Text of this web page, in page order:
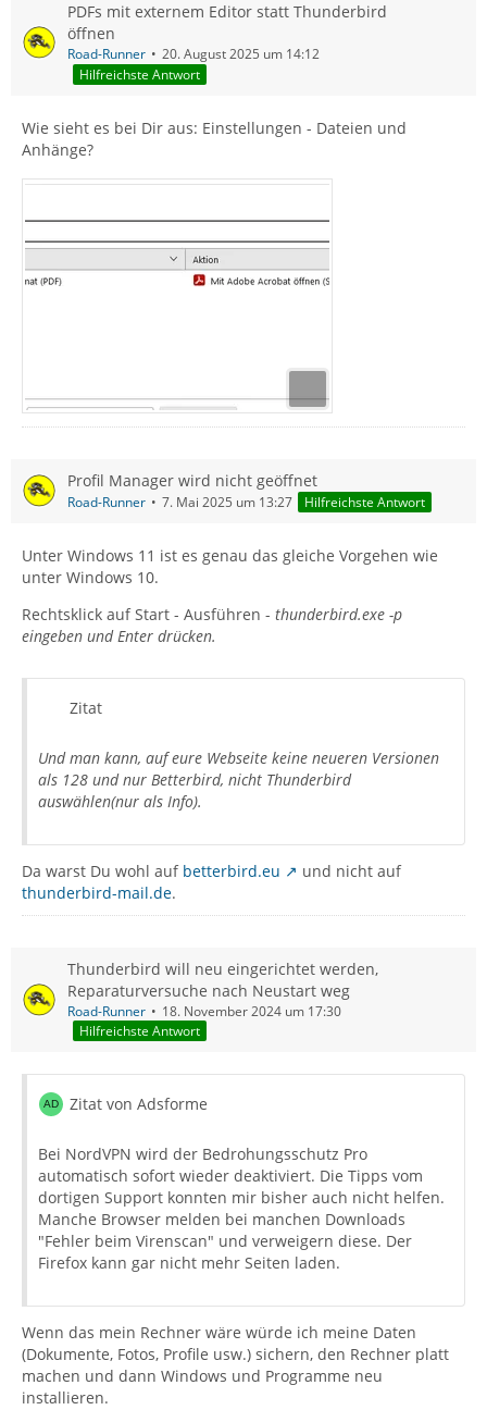
PDFs mit externem Editor statt Thunderbird
öffnen
Road-Runner
20. August 2025 um 14:12
Hilfreichste Antwort
Wie sieht es bei Dir aus: Einstellungen - Dateien und
Anhänge?
Profil Manager wird nicht geöffnet
Road-Runner 7. Mai 2025 um 13:27 Hilfreichste Antwort
Unter Windows 11 ist es genau das gleiche Vorgehen wie
unter Windows 10.
Rechtsklick auf Start - Ausführen - thunderbird.exe -p
eingeben und Enter drücken.
Zitat
Und man kann, auf eure Webseite keine neueren Versionen
als 128 und nur Betterbird, nicht Thunderbird
auswählen(nur als Info).
Da warst Du wohl auf betterbird.eu
und nicht auf
thunderbird-mail.de.
Thunderbird will neu eingerichtet werden,
Reparaturversuche nach Neustart weg
Road-Runner
18. November 2024 um 17:30
Hilfreichste Antwort
Zitat von Adsforme
Bei NordVPN wird der Bedrohungsschutz Pro
automatisch sofort wieder deaktiviert. Die Tipps vom
dortigen Support konnten mir bisher auch nicht helfen.
Manche Browser melden bei manchen Downloads
"Fehler beim Virenscan" und verweigern diese. Der
Firefox kann gar nicht mehr Seiten laden.
Wenn das mein Rechner wäre würde ich meine Daten
(Dokumente, Fotos, Profile usw.) sichern, den Rechner platt
machen und dann Windows und Programme neu
installieren.